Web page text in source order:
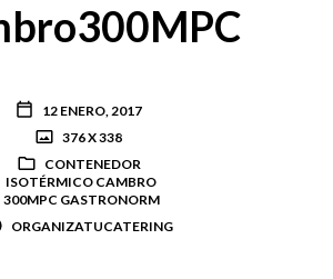
12 ENERO, 2017
376 X 338
CONTENEDOR
ISOTÉRMICO CAMBRO
300MPC GASTRONORM
ORGANIZATUCATERING